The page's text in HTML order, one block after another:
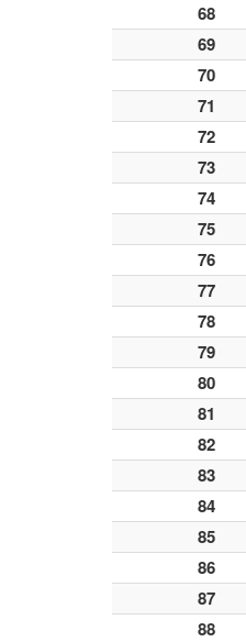
68
69
70
71
72
73
74
75
76
77
78
79
80
81
82
83
84
85
86
87
88